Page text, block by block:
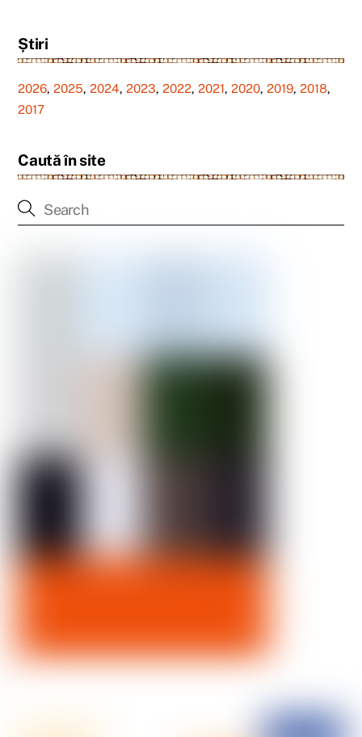
Știri
2026,2025,2024,2023,2022,2021,2020,2019,2018,
2017
Caută în site